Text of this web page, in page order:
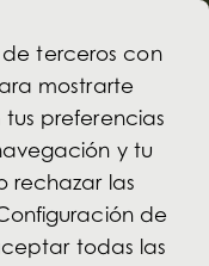
de terceros con
mostrarte
preferencias
y tu
rechazar las
de
todas las